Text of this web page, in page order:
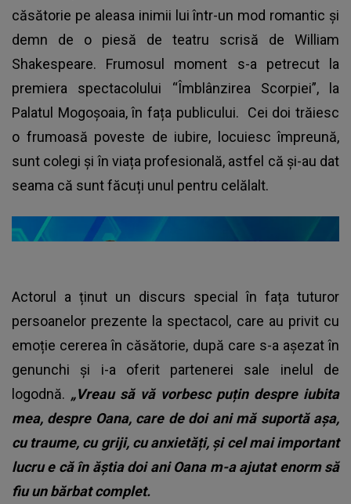
căsătorie pe aleasa inimii lui într-un mod romantic și
demn de o piesă de teatru scrisă de William
Shakespeare. Frumosul moment s-a petrecut la
premiera spectacolului “Îmblânzirea Scorpiei”, la
Palatul Mogoșoaia, în fața publicului. Cei doi trăiesc
o frumoasă poveste de iubire, locuiesc împreună,
sunt colegi și în viața profesională, astfel că și-au dat
seama că sunt făcuți unul pentru celălalt.
Actorul a ținut un discurs special în fața tuturor
persoanelor prezente la spectacol, care au privit cu
emoție cererea în căsătorie, după care s-a așezat în
genunchi și i-a oferit partenerei sale inelul de
logodnă. „Vreau să vă vorbesc puțin despre iubita
mea, despre Oana, care de doi ani mă suportă așa,
cu traume, cu griji, cu anxietăți, și cel mai important
lucru e că în ăștia doi ani Oana m-a ajutat enorm să
fiu un bărbat complet.